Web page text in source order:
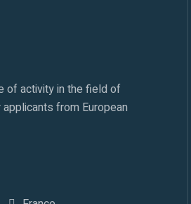
of activity in the field of
from European